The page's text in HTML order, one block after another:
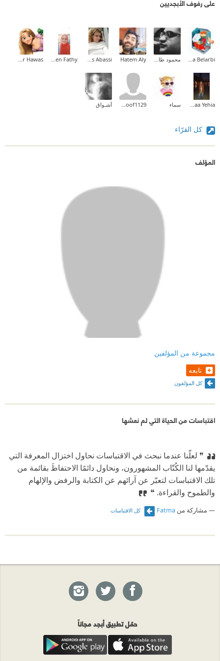
على رفوف الأبجديين
Halima Belarbi محمود طارق إبراهيم Hatem Aly
Inas Abassi
Sheren Fathy
Hadeer Hawas
Fatma El Zahraa Yehia سماء hanoof1129 أشـواق
كل القرّاء
المؤلف
مجموعة من المؤلفين
تابعه
كل المؤلفون
اقتباسات من الحياة التي لم نعشها
❞ لعلّنا عندما نبحث في الاقتباسات نحاول اختزال المعرفة التي
يقدّمها لنا الكُتّاب المشهورون، ونحاول دائمًا الاحتفاظَ بقائمة من
تلك الاقتباسات لتعبّر عن آرائهم عن الكتابة والرفض والإلهام
والطموح والقراءة. ❝
مشاركة من Fatma كل الاقتباسات
حمّل تطبيق أبجد مجاناً